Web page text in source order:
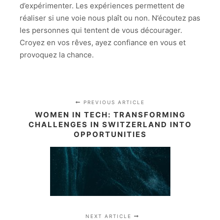
d’expérimenter. Les expériences permettent de
réaliser si une voie nous plaît ou non. N’écoutez pas
les personnes qui tentent de vous décourager.
Croyez en vos rêves, ayez confiance en vous et
provoquez la chance.
PREVIOUS ARTICLE
WOMEN IN TECH: TRANSFORMING
CHALLENGES IN SWITZERLAND INTO
OPPORTUNITIES
NEXT ARTICLE